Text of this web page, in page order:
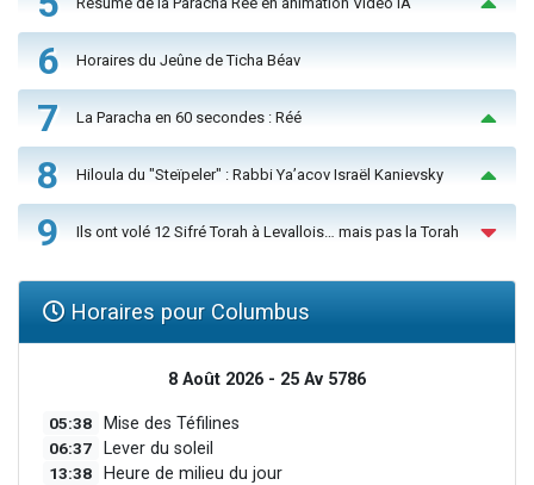
6 Horaires du Jeûne de Ticha Béav
7 La Paracha en 60 secondes : Réé
8 Hiloula du "Steïpeler" : Rabbi Ya’acov Israël Kanievsky
9 Ils ont volé 12 Sifré Torah à Levallois… mais pas la Torah
Horaires pour Columbus
8 Août 2026 - 25 Av 5786
05:38 Mise des Téfilines
06:37 Lever du soleil
13:38 Heure de milieu du jour